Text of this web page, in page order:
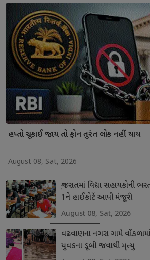
હપ્તો ચૂકાઈ જાય તો ફોન તુરંત લોક નહીં થાય
August 08, Sat, 2026
ગુજરાતમાં વિદ્યા સહાયકોની
1ને હાઈકોર્ટે આપી મંજૂરી
August 08, Sat, 2026
વઢવાણના નગરા ગામે
યુવકના ડૂબી જવાથી મૃત્યુ